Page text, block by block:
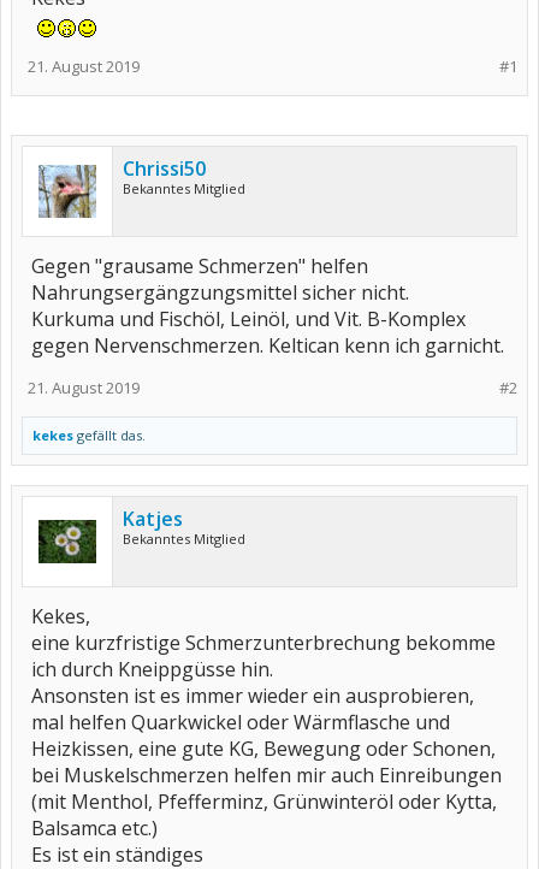
#1
21. August 2019
Chrissi50
Bekanntes Mitglied
Gegen "grausame Schmerzen" helfen
Nahrungsergängzungsmittel sicher nicht.
Kurkuma und Fischöl, Leinöl, und Vit. B-Komplex
gegen Nervenschmerzen. Keltican kenn ich garnicht.
#2
21. August 2019
kekes gefällt das.
Katjes
Bekanntes Mitglied
Kekes,
eine kurzfristige Schmerzunterbrechung bekomme
ich durch Kneippgüsse hin.
Ansonsten ist es immer wieder ein ausprobieren,
mal helfen Quarkwickel oder Wärmflasche und
Heizkissen, eine gute KG, Bewegung oder Schonen,
bei Muskelschmerzen helfen mir auch Einreibungen
(mit Menthol, Pfefferminz, Grünwinteröl oder Kytta,
Balsamca etc.)
Es ist ein ständiges